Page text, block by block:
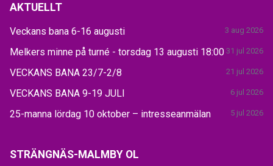
AKTUELLT
Veckans bana 6-16 augusti 3 aug 2026
Melkers minne på turné - torsdag 13 augusti 18:00 31 jul 2026
VECKANS BANA 23/7-2/8 21 jul 2026
VECKANS BANA 9-19 JULI 6 jul 2026
25-manna lördag 10 oktober – intresseanmälan 5 jul 2026
STRÄNGNÄS-MALMBY OL